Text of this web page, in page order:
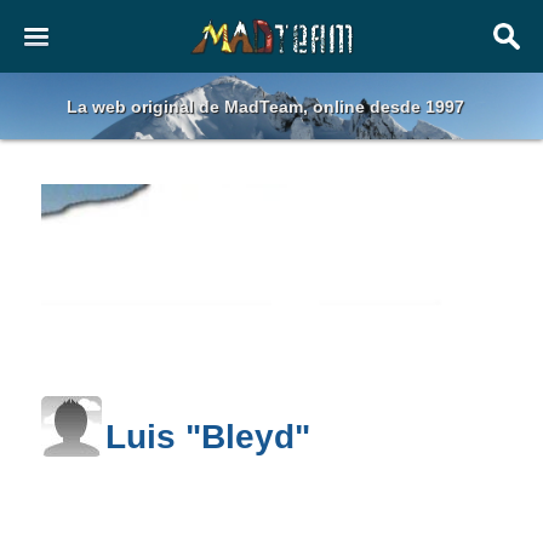
La web original de MadTeam, online desde 1997
Luis "Bleyd"